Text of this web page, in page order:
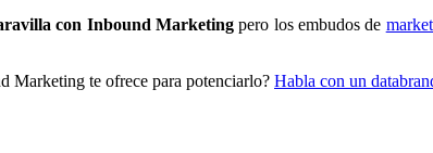
con Inbound Marketing pero los embudos de
Marketing te ofrece para potenciarlo? Habla con un